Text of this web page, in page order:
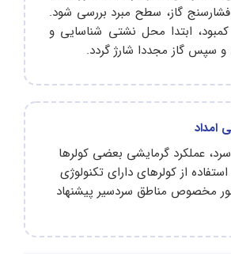
فشارسنج گاز، سطح مبرد بررسی شود.
ابتدا محل نشتی شناسایی و
و سپس گاز مجددا شارژ گردد.
امداد
عملکرد گرمایشی بعضی کولرها
از کولرهای دارای تکنولوژی
مخصوص مناطق سردسیر پیشنهاد